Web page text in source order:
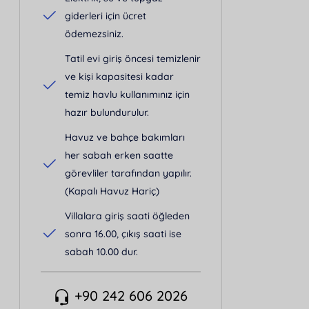
giderleri için ücret
ödemezsiniz.
Tatil evi giriş öncesi temizlenir
ve kişi kapasitesi kadar
temiz havlu kullanımınız için
hazır bulundurulur.
Havuz ve bahçe bakımları
her sabah erken saatte
görevliler tarafından yapılır.
(Kapalı Havuz Hariç)
Villalara giriş saati öğleden
sonra 16.00, çıkış saati ise
sabah 10.00 dur.
+90 242 606 2026